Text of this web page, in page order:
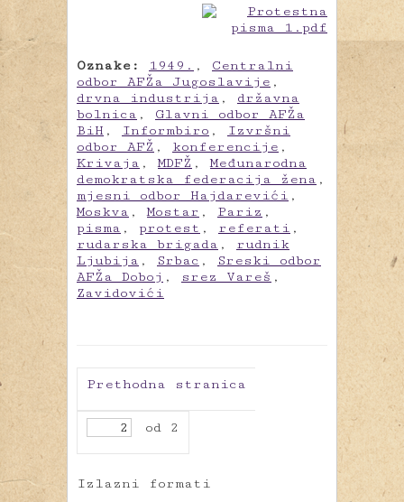
Oznake: 1949. , Centralni
odbor AFŽa Jugoslavije ,
drvna industrija , državna
bolnica , Glavni odbor AFŽa
BiH , Informbiro ,
Izvršni
odbor AFŽ , konferencije ,
Krivaja ,MDFŽ ,Međunarodna
demokratska federacija žena ,
mjesni odbor Hajdarevići ,
Moskva ,Mostar , Pariz ,
pisma , protest , referati ,
rudarska brigada , rudnik
Ljubija , Srbac ,
Sreski odbor
AFŽa Doboj , srez Vareš ,
Zavidovići
Prethodna stranica
od 2
Izlazni formati